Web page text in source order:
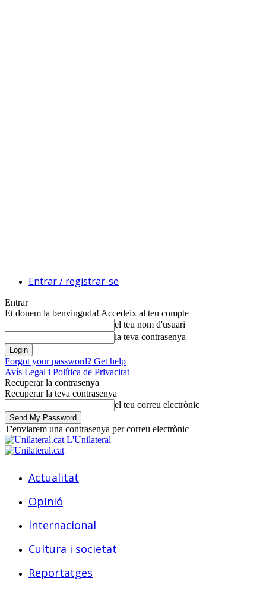
Entrar / registrar-se
Entrar
Et donem la benvinguda! Accedeix al teu compte
el teu nom d'usuari
la teva contrasenya
Forgot your password? Get help
Avís Legal i Política de Privacitat
Recuperar la contrasenya
Recuperar la teva contrasenya
el teu correu electrònic
T'enviarem una contrasenya per correu electrònic
L'Unilateral
Actualitat
Opinió
Internacional
Cultura i societat
Reportatges